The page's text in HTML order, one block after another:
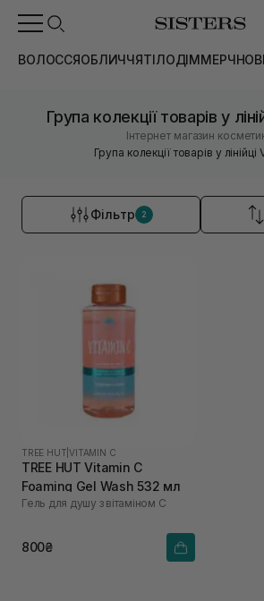
ВОЛОССЯОБЛИЧЧЯТІЛОДІММЕРЧ
Група колекції товарів у
Інтернет магазин
Група колекції товарів у лінійці
Фільтр 2
TREE HUT |VITAMIN C
TREE HUT Vitamin C
Foaming Gel Wash 532 мл
Гель для душу з вітаміном С
800₴